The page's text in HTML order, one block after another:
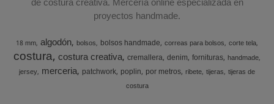
de costura creativa. Mercería online especializada en
proyectos handmade.
18 mm algodón bolsos bolsos handmade correas para bolsos corte tela
costura costura creativa cremallera denim fornituras handmade
jersey merceria patchwork poplin por metros ribete tijeras tijeras de
costura